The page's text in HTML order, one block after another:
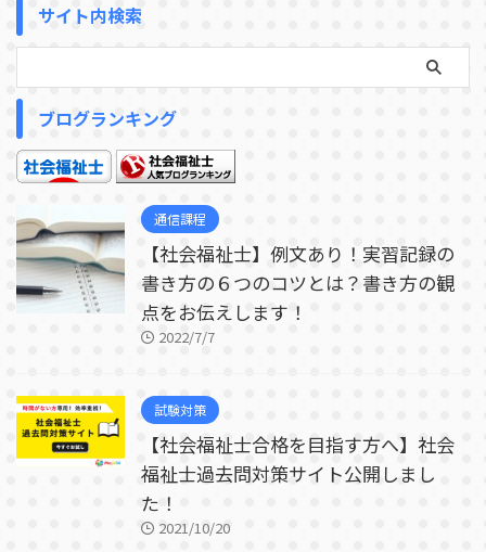
サイト内検索
ブログランキング
通信課程
【社会福祉士】例文あり！実習記録の
書き方の６つのコツとは？書き方の観
点をお伝えします！
2022/7/7
試験対策
【社会福祉士合格を目指す方へ】社会
福祉士過去問対策サイト公開しまし
た！
2021/10/20